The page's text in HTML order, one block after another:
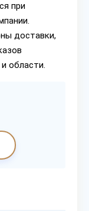
при
доставки,
области.